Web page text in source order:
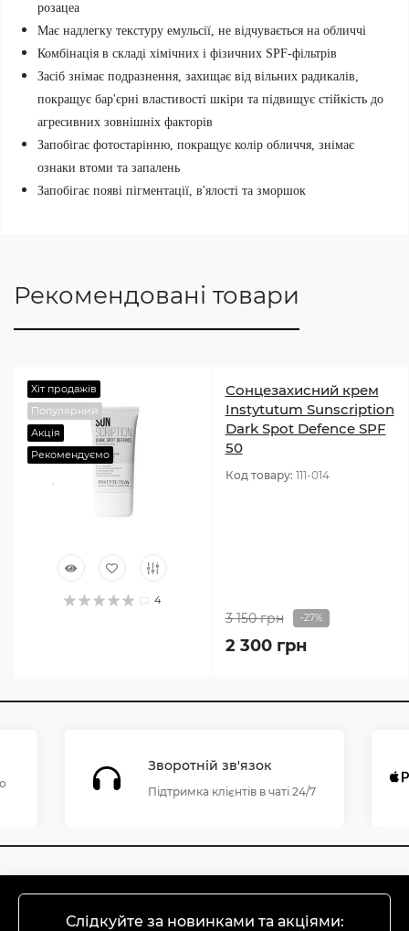
розацеа
Має надлегку текстуру емульсії, не відчувається на обличчі
Комбінація в складі хімічних і фізичних SPF-фільтрів
Засіб знімає подразнення, захищає від вільних радикалів,
покращує бар'єрні властивості шкіри та підвищує стійкість до
агресивних зовнішніх факторів
Запобігає фотостарінню, покращує колір обличчя, знімає
ознаки втоми та запалень
Запобігає появі пігментації, в'ялості та зморшок
Рекомендовані товари
Хіт продажів
Популярний
Акція
Рекомендуємо
4
Сонцезахисний крем
Instytutum Sunscription
Dark Spot Defence SPF
50
Код товару: 111-014
3 150 грн -27%
2 300 грн
Зворотній зв'язок
Підтримка клієнтів в чаті 24/7
Слідкуйте за новинками та акціями: